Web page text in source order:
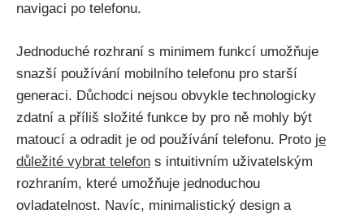
navigaci po telefonu.
Jednoduché rozhraní s minimem funkcí umožňuje
snazší používání mobilního telefonu pro starší
generaci. Důchodci nejsou obvykle technologicky
zdatní a příliš složité funkce by pro ně mohly být
matoucí a odradit je od používání telefonu. Proto je
důležité vybrat telefon s intuitivním uživatelským
rozhraním, které umožňuje jednoduchou
ovladatelnost. Navíc, minimalistický design a